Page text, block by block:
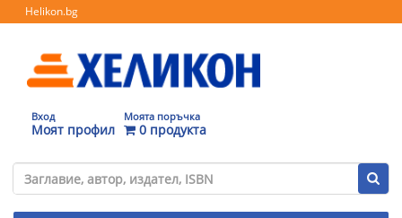
Helikon.bg
Вход
Моят профил
Моята поръчка
0 продукта